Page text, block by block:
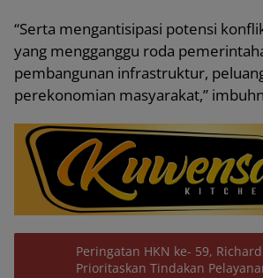
“Serta mengantisipasi potensi
yang mengganggu roda
pembangunan infrastruktur,
perekonomian masyarakat,”
Peringatan HKN ke- 59,
Prioritaskan Tindakan